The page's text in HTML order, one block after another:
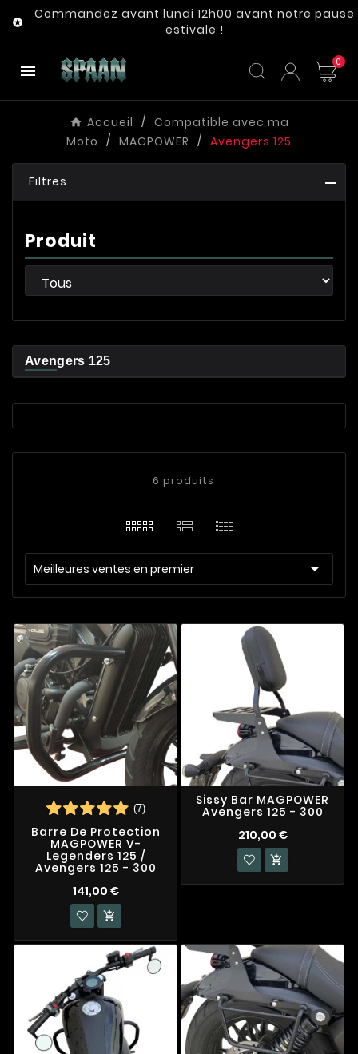

Commandez avant lundi 12h00 avant notre pause
estivale !
 0
Accueil
Compatible avec ma
Moto
MAGPOWER Avengers 125
Filtres
Produit
Avengers 125
6 produits
Meilleures ventes en premier 
(7)
Barre De Protection
MAGPOWER V-
Legenders 125 /
Avengers 125 - 300
141,00 €

Sissy Bar MAGPOWER
Avengers 125 - 300
210,00 €
